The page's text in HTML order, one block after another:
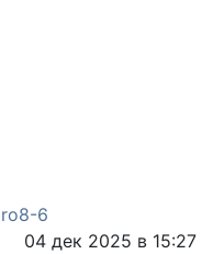
04 дек 2025 в 15:27